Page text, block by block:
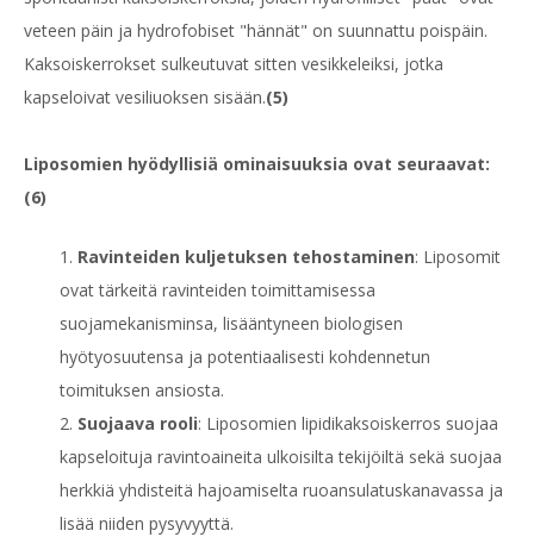
veteen päin ja hydrofobiset "hännät" on suunnattu poispäin.
Kaksoiskerrokset sulkeutuvat sitten vesikkeleiksi, jotka
kapseloivat vesiliuoksen sisään.(5)
Liposomien hyödyllisiä ominaisuuksia ovat seuraavat:
(6)
Ravinteiden kuljetuksen tehostaminen: Liposomit
ovat tärkeitä ravinteiden toimittamisessa
suojamekanisminsa, lisääntyneen biologisen
hyötyosuutensa ja potentiaalisesti kohdennetun
toimituksen ansiosta.
Suojaava rooli: Liposomien lipidikaksoiskerros suojaa
kapseloituja ravintoaineita ulkoisilta tekijöiltä sekä suojaa
herkkiä yhdisteitä hajoamiselta ruoansulatuskanavassa ja
lisää niiden pysyvyyttä.